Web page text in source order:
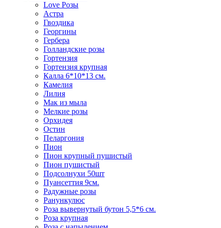
Love Розы
Астра
Гвоздика
Георгины
Гербера
Голландские розы
Гортензия
Гортензия крупная
Калла 6*10*13 см.
Камелия
Лилия
Мак из мыла
Мелкие розы
Орхидея
Остин
Пеларгония
Пион
Пион крупный пушистый
Пион пушистый
Подсолнухи 50шт
Пуансеттия 9см.
Радужные розы
Ранункулюс
Роза вывернутый бутон 5,5*6 см.
Роза крупная